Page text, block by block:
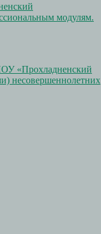
модулям.
«Прохладненский
несовершеннолетних